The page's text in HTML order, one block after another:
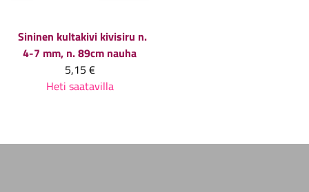
Sininen kultakivi kivisiru n.
4-7 mm, n. 89cm nauha
5,15 €
Heti saatavilla